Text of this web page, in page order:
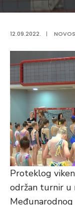
12.09.2022. |
Proteklog
održan turnir u